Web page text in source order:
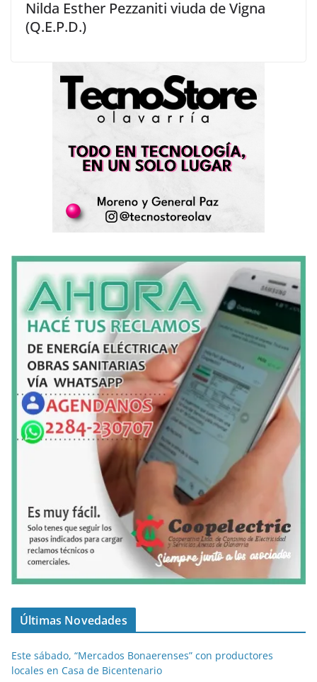
Nilda Esther Pezzaniti viuda de Vigna
(Q.E.P.D.)
Últimas Novedades
Este sábado, “Mercados Bonaerenses” con productores
locales en Casa de Bicentenario